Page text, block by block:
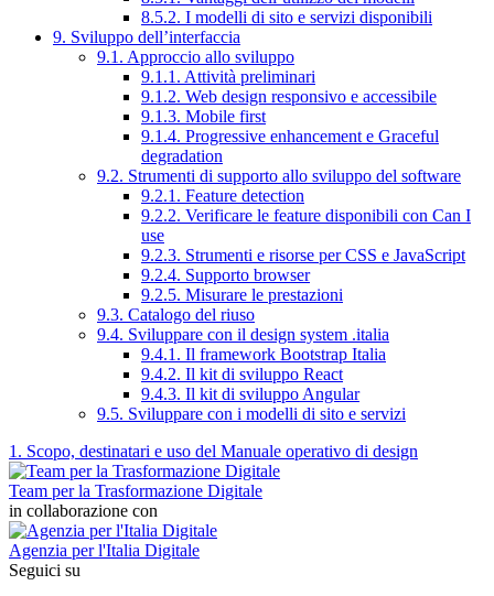
8.5.2. I modelli di sito e servizi disponibili
9. Sviluppo dell’interfaccia
9.1. Approccio allo sviluppo
9.1.1. Attività preliminari
9.1.2. Web design responsivo e accessibile
9.1.3. Mobile first
9.1.4. Progressive enhancement e Graceful
degradation
9.2. Strumenti di supporto allo sviluppo del software
9.2.1. Feature detection
9.2.2. Verificare le feature disponibili con Can I
use
9.2.3. Strumenti e risorse per CSS e JavaScript
9.2.4. Supporto browser
9.2.5. Misurare le prestazioni
9.3. Catalogo del riuso
9.4. Sviluppare con il design system .italia
9.4.1. Il framework Bootstrap Italia
9.4.2. Il kit di sviluppo React
9.4.3. Il kit di sviluppo Angular
9.5. Sviluppare con i modelli di sito e servizi
1. Scopo, destinatari e uso del Manuale operativo di design
Team per la Trasformazione Digitale
in collaborazione con
Agenzia per l'Italia Digitale
Seguici su